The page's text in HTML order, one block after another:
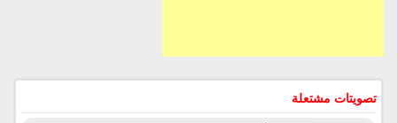
تصويتات مشتعلة